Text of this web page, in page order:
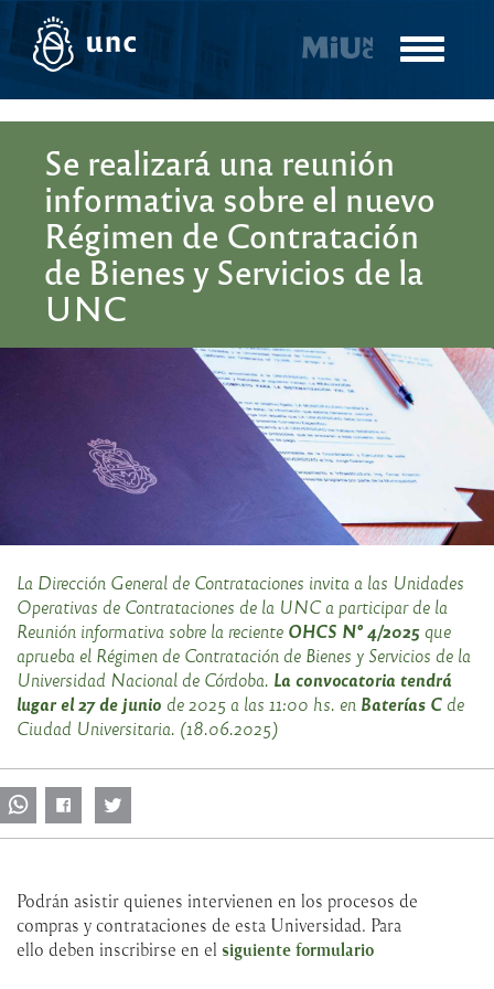
Pasar
contenido
Toggle
Se realizará una reunión
informativa sobre el nuevo
Régimen de Contratación
de Bienes y Servicios de la
UNC
La Dirección General de Contrataciones invita a las Unidades
Operativas de Contrataciones de la UNC a participar de la
Reunión informativa sobre la reciente OHCS N° 4/2025 que
aprueba el Régimen de Contratación de Bienes y Servicios de la
Universidad Nacional de Córdoba. La convocatoria tendrá
lugar el 27 de junio de 2025 a las 11:00 hs. en Baterías C de
Ciudad Universitaria. (18.06.2025)
Podrán asistir quienes intervienen en los procesos de
compras y contrataciones de esta Universidad. Para
ello deben inscribirse en el siguiente formulario